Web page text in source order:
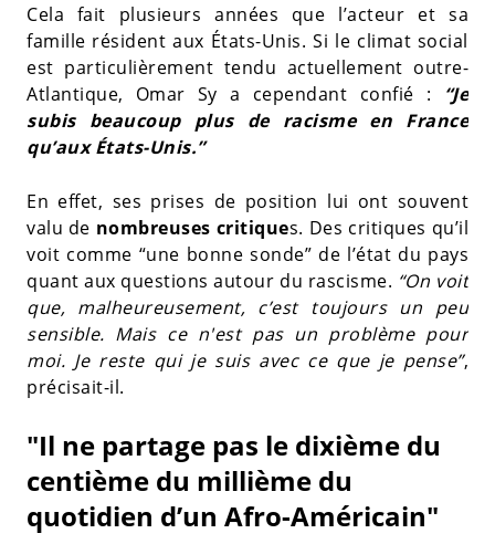
Cela fait plusieurs années que l’acteur et sa
famille résident aux États-Unis. Si le climat social
est particulièrement tendu actuellement outre-
Atlantique, Omar Sy a cependant confié :
“Je
subis beaucoup plus de racisme en France
qu’aux États-Unis.”
En effet, ses prises de position lui ont souvent
valu de nombreuses critiques. Des critiques qu’il
voit comme “une bonne sonde” de l’état du pays
quant aux questions autour du rascisme. “On voit
que, malheureusement, c’est toujours un peu
sensible. Mais ce n'est pas un problème pour
moi. Je reste qui je suis avec ce que je pense”,
précisait-il.
"Il ne partage pas le dixième du
centième du millième du
quotidien d’un Afro-Américain"